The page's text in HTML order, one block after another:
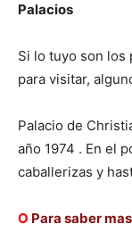
Palacios
Si lo tuyo son los
para visitar,
Palacio de
año 1974 . En el
caballerizas y
Ο Para saber